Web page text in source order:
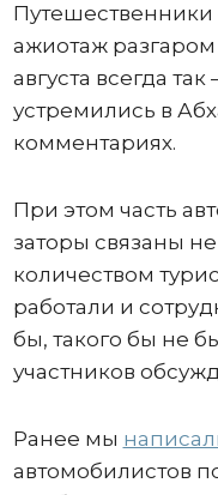
ажиотаж разгаром
августа всегда
устремились в
комментариях.
При этом часть
заторы связаны
количеством
работали и
бы, такого бы не
участников
Ранее мы
автомобилистов